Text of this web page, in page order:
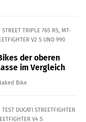
STREET TRIPLE 765 RS, MT-
V2 S UND 990
der oberen
im Vergleich
Bike
TEST DUCATI STREETFIGHTER
V4 S